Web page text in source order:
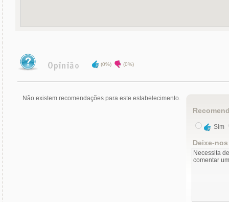
(0%) (0%)
Não existem recomendações para este estabelecimento.
Sim
Deixe-